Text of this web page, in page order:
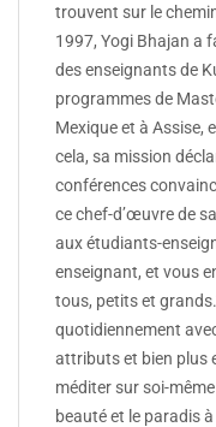
trouvent sur le
1997, Yogi Bhajan a
des enseignants de
programmes de
Mexique et à Assise,
cela, sa mission
conférences
ce chef-d’œuvre de
aux étudiants-
enseignant, et vous
tous, petits et
quotidiennement
attributs et bien plus
méditer sur soi-
beauté et le paradis à